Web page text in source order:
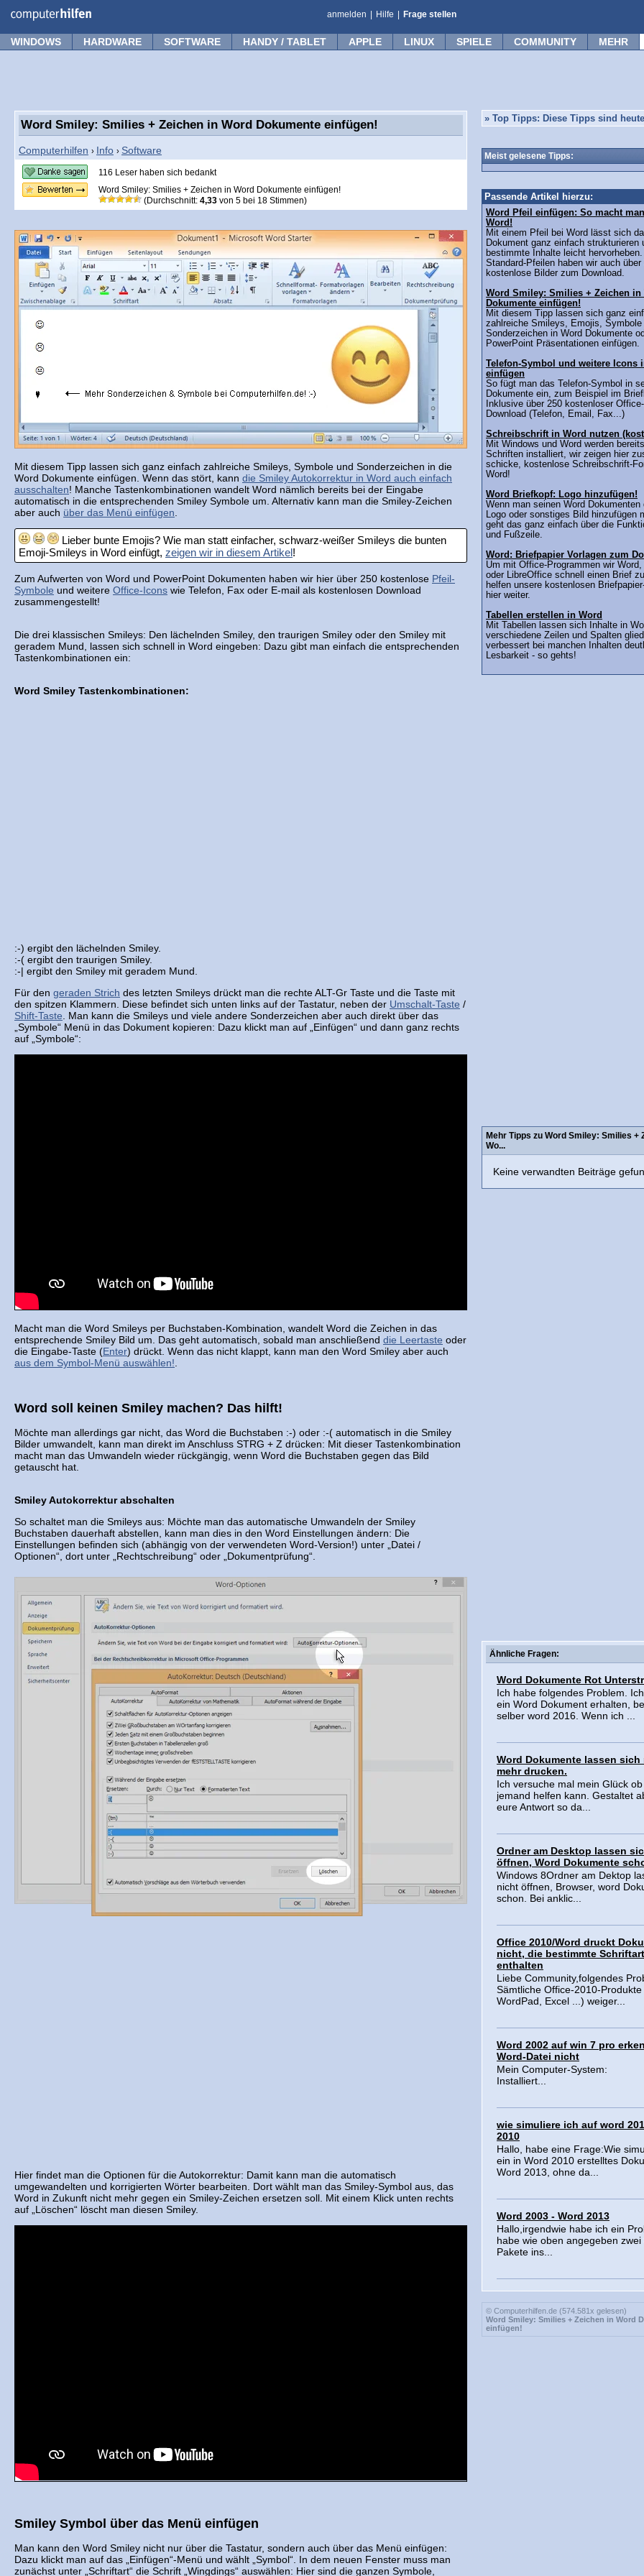
anmelden Hilfe Frage stellen
WINDOWS HARDWARE SOFTWARE HANDY / TABLET APPLE LINUX SPIELE COMMUNITY MEHR
Word Smiley: Smilies + Zeichen in Word Dokumente einfügen!
Computerhilfen › Info › Software
116 Leser haben sich bedankt
Word Smiley: Smilies + Zeichen in Word Dokumente einfügen!
(Durchschnitt: 4,33 von 5 bei 18 Stimmen)
Mit diesem Tipp lassen sich ganz einfach zahlreiche Smileys, Symbole und Sonderzeichen in die
Word Dokumente einfügen. Wenn das stört, kann die Smiley Autokorrektur in Word auch einfach
ausschalten! Manche Tastenkombinationen wandelt Word nämlich bereits bei der Eingabe
automatisch in die entsprechenden Smiley Symbole um. Alternativ kann man die Smiley-Zeichen
aber auch über das Menü einfügen
Lieber bunte Emojis? Wie man statt einfacher, schwarz-weißer Smileys die bunten
Emoji-Smileys in Word einfügt, zeigen wir in diesem Artikel!
Zum Aufwerten von Word und PowerPoint Dokumenten haben wir hier über 250 kostenlose Pfeil-
Symbole und weitere Office-Icons wie Telefon, Fax oder E-mail als kostenlosen Download
zusammengestellt!
Die drei klassischen Smileys: Den lächelnden Smiley, den traurigen Smiley oder den Smiley mit
geradem Mund, lassen sich schnell in Word eingeben: Dazu gibt man einfach die entsprechenden
Tastenkombinationen ein:
Word Smiley Tastenkombinationen:
:-) ergibt den lächelnden Smiley.
:-( ergibt den traurigen Smiley.
:-| ergibt den Smiley mit geradem Mund.
Für den geraden Strich des letzten Smileys drückt man die rechte ALT-Gr Taste und die Taste mit
den spitzen Klammern. Diese befindet sich unten links auf der Tastatur, neben der Umschalt-Taste /
Shift-Taste . Man kann die Smileys und viele andere Sonderzeichen aber auch direkt über das
„Symbole“ Menü in das Dokument kopieren: Dazu klickt man auf „Einfügen“ und dann ganz rechts
auf „Symbole“:
Macht man die Word Smileys per Buchstaben-Kombination, wandelt Word die Zeichen in das
entsprechende Smiley Bild um. Das geht automatisch, sobald man anschließend die Leertaste oder
die Eingabe-Taste (Enter) drückt. Wenn das nicht klappt, kann man den Word Smiley aber auch
aus dem Symbol-Menü auswählen!.
Word soll keinen Smiley machen? Das hilft!
Möchte man allerdings gar nicht, das Word die Buchstaben :-) oder :-( automatisch in die Smiley
Bilder umwandelt, kann man direkt im Anschluss STRG + Z drücken: Mit dieser Tastenkombination
macht man das Umwandeln wieder rückgängig, wenn Word die Buchstaben gegen das Bild
getauscht hat.
Smiley Autokorrektur abschalten
So schaltet man die Smileys aus: Möchte man das automatische Umwandeln der Smiley
Buchstaben dauerhaft abstellen, kann man dies in den Word Einstellungen ändern: Die
Einstellungen befinden sich (abhängig von der verwendeten Word-Version!) unter „Datei /
Optionen“, dort unter „Rechtschreibung“ oder „Dokumentprüfung“.
Hier findet man die Optionen für die Autokorrektur: Damit kann man die automatisch
umgewandelten und korrigierten Wörter bearbeiten. Dort wählt man das Smiley-Symbol aus, das
Word in Zukunft nicht mehr gegen ein Smiley-Zeichen ersetzen soll. Mit einem Klick unten rechts
auf „Löschen“ löscht man diesen Smiley.
Smiley Symbol über das Menü einfügen
Man kann den Word Smiley nicht nur über die Tastatur, sondern auch über das Menü einfügen:
Dazu klickt man auf das „Einfügen“-Menü und wählt „Symbol“. In dem neuen Fenster muss man
zunächst unter „Schriftart“ die Schrift „Wingdings“ auswählen: Hier sind die ganzen Symbole,
» Top Tipps: Diese Tipps sind
Meist gelesene Tipps:
Passende Artikel hierzu:
Word Pfeil einfügen: So macht
Word!
Mit einem Pfeil bei Word lässt sich
Dokument ganz einfach strukturieren
bestimmte Inhalte leicht
Standard-Pfeilen haben wir auch über
kostenlose Bilder zum Download.
Word Smiley: Smilies + Zeichen in
Dokumente einfügen!
Mit diesem Tipp lassen sich ganz
zahlreiche Smileys, Emojis, Symbole
Sonderzeichen in Word Dokumente
PowerPoint Präsentationen einfügen.
Telefon-Symbol und weitere Icons
einfügen
So fügt man das Telefon-Symbol in
Dokumente ein, zum Beispiel im
Inklusive über 250 kostenloser
Download (Telefon, Email, Fax...)
Schreibschrift in Word nutzen
Mit Windows und Word werden
Schriften installiert, wir zeigen hier
schicke, kostenlose Schreibschrift-
Word!
Word Briefkopf: Logo hinzufügen!
Wenn man seinen Word Dokumenten
Logo oder sonstiges Bild hinzufügen
geht das ganz einfach über die
und Fußzeile.
Word: Briefpapier Vorlagen zum
Um mit Office-Programmen wir
oder LibreOffice schnell einen Brief
helfen unsere kostenlosen
hier weiter.
Tabellen erstellen in Word
Mit Tabellen lassen sich Inhalte in
verschiedene Zeilen und Spalten
verbessert bei manchen Inhalten
Lesbarkeit - so gehts!
Mehr Tipps zu Word Smiley: Smilies +
Wo...
Keine verwandten Beiträge
Ähnliche Fragen:
Word Dokumente Rot
Ich habe folgendes Problem.
ein Word Dokument erhalten,
selber word 2016. Wenn ich ...
Word Dokumente lassen
mehr drucken.
Ich versuche mal mein Glück
jemand helfen kann. Gestaltet
eure Antwort so da...
Ordner am Desktop lassen
öffnen, Word Dokumente
Windows 8Ordner am Dektop
nicht öffnen, Browser, word
schon. Bei anklic...
Office 2010/Word druckt
nicht, die bestimmte Schriftart
enthalten
Liebe Community,folgendes
Sämtliche Office-2010-Produkte
WordPad, Excel ...) weiger...
Word 2002 auf win 7 pro
Word-Datei nicht
Mein Computer-System:
Installiert...
wie simuliere ich auf word
2010
Hallo, habe eine Frage:Wie
ein in Word 2010 erstelltes
Word 2013, ohne da...
Word 2003 - Word 2013
Hallo,irgendwie habe ich ein
habe wie oben angegeben zwei
Pakete ins...
© Computerhilfen.de (574.581x gelesen)
Word Smiley: Smilies + Zeichen in Word
einfügen!